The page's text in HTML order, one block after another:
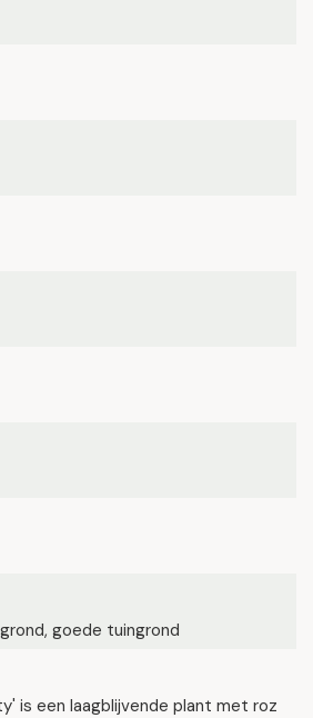
goede tuingrond
is een laagblijvende plant met roz